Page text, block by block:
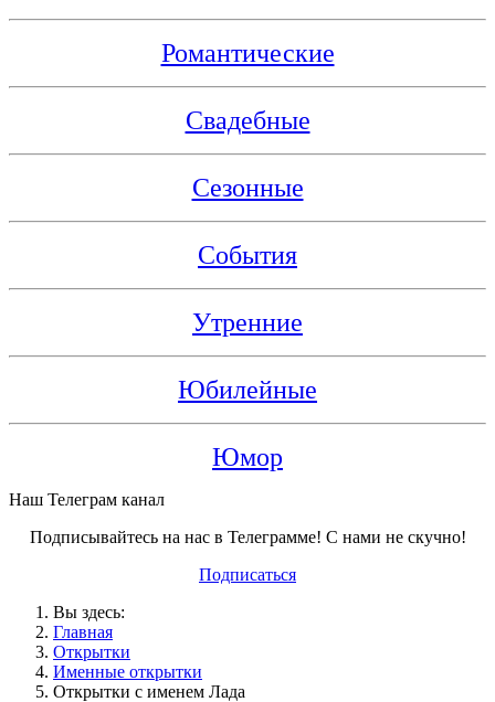
Романтические
Свадебные
Сезонные
События
Утренние
Юбилейные
Юмор
Наш Телеграм канал
Подписывайтесь на нас в Телеграмме! С нами не скучно!
Подписаться
Вы здесь:
Главная
Открытки
Именные открытки
Открытки с именем Лада